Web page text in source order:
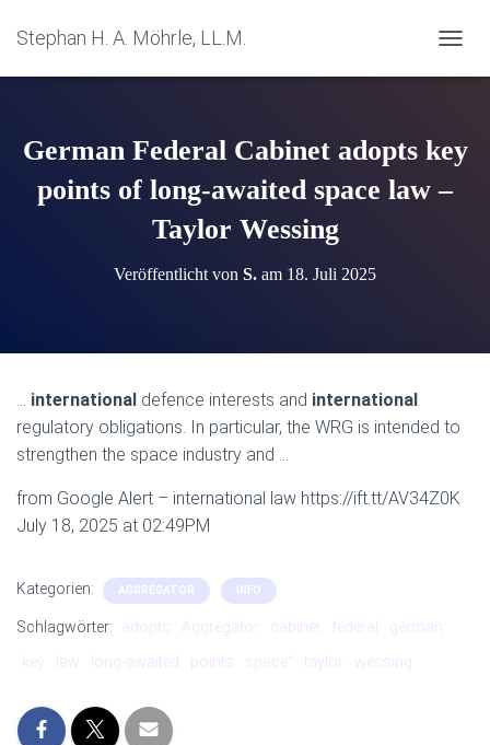
Stephan H. A. Möhrle, LL.M.
A
A
E
German Federal Cabinet adopts key
points of long-awaited space law –
Taylor Wessing
Veröffentlicht von S. am 18. Juli 2025
… international defence interests and international
regulatory obligations. In particular, the WRG is intended to
strengthen the space industry and …
from Google Alert – international law https://ift.tt/AV34Z0K
July 18, 2025 at 02:49PM
Kategorien: AGGREGATOR INFO
Schlagwörter: adopts Aggregator cabinet federal
german
law long-awaited points space” taylor wessing